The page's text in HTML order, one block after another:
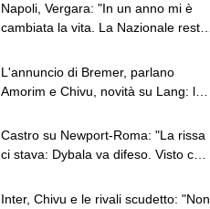
Napoli, Vergara: "In un anno mi è
cambiata la vita. La Nazionale resta
L'annuncio di Bremer, parlano
Amorim e Chivu, novità su Lang: le
Castro su Newport-Roma: "La rissa
ci stava: Dybala va difeso. Visto che
Inter, Chivu e le rivali scudetto: "Non